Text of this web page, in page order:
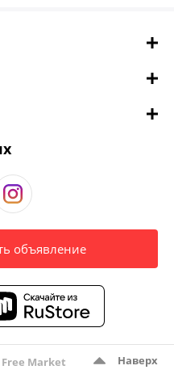
объявление
Наверх
Market